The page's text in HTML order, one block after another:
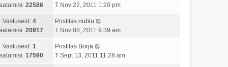
22586
T Nov 22, 2011 1:20 pm
Vastuseid: 4
20917
Postitas nublu
T Nov 08, 2011 9:39 am
Vastuseid: 1
17590
Postitas Borja
T Sept 13, 2011 11:28 am